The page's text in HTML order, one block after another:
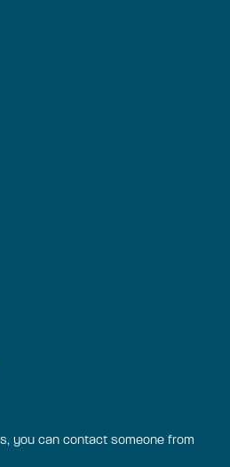
you can contact someone from